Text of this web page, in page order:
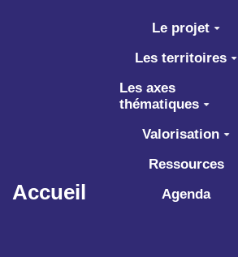
Aller au contenu principal
Accueil
Le projet
Les territoires
Les axes
thématiques
Valorisation
Ressources
Agenda